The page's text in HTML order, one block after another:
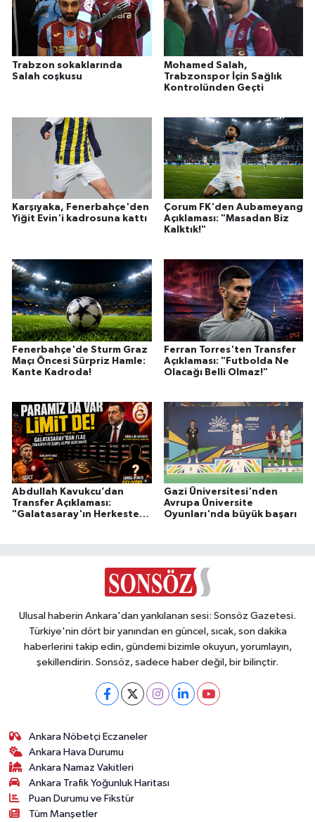
Trabzon sokaklarında
Salah coşkusu
Mohamed Salah,
Trabzonspor İçin Sağlık
Kontrolünden Geçti
Karşıyaka, Fenerbahçe'den
Yiğit Evin'i kadrosuna kattı
Çorum FK'den Aubameyang
Açıklaması: "Masadan Biz
Kalktık!"
Fenerbahçe'de Sturm Graz
Maçı Öncesi Sürpriz Hamle:
Kante Kadroda!
Ferran Torres'ten Transfer
Açıklaması: "Futbolda Ne
Olacağı Belli Olmaz!"
Abdullah Kavukcu’dan
Transfer Açıklaması:
"Galatasaray'ın Herkesten
Gazi Üniversitesi'nden
Avrupa Üniversite
Oyunları'nda büyük başarı
Ulusal haberin Ankara'dan yankılanan sesi: Sonsöz Gazetesi.
Türkiye'nin dört bir yanından en güncel, sıcak, son dakika
haberlerini takip edin, gündemi bizimle okuyun, yorumlayın,
şekillendirin. Sonsöz, sadece haber değil, bir bilinçtir.
Ankara Nöbetçi Eczaneler
Ankara Hava Durumu
Ankara Namaz Vakitleri
Ankara Trafik Yoğunluk Haritası
Puan Durumu ve Fikstür
Tüm Manşetler